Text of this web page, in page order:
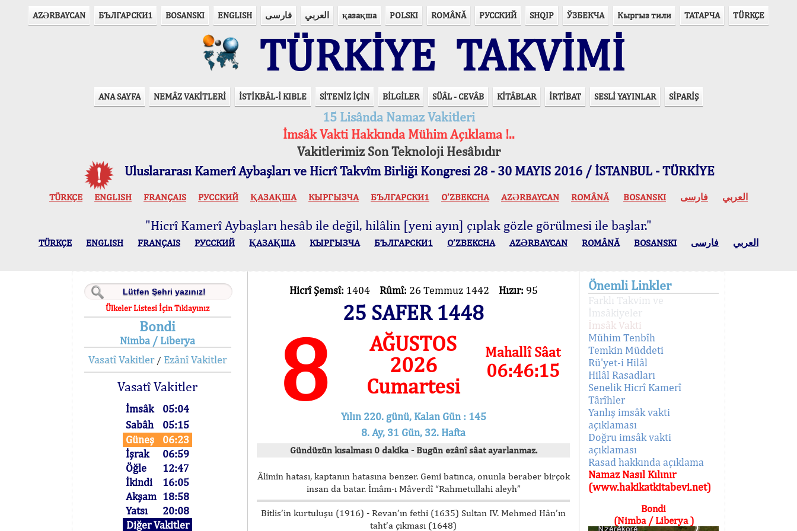
AZӘRBAYCAN БЪЛГАРСКИ1 BOSANSKI ENGLISH فارسی العربي қазақша POLSKI ROMÂNĂ РУССКИЙ SHQIP ЎЗБЕКЧА Кыргыз тили ТАТАРЧА TÜRKÇE
TÜRKİYE TAKVİMİ
ANA SAYFA NEMÂZ VAKİTLERİ İSTİKBÂL-İ KIBLE SİTENİZ İÇİN BİLGİLER SÜÂL - CEVÂB KİTÂBLAR İRTİBAT SESLİ YAYINLAR SİPARİŞ
15 Lisânda Namaz Vakitleri
İmsâk Vakti Hakkında Mühim Açıklama !..
Vakitlerimiz Son Teknoloji Hesâbıdır
Uluslararası Kamerî Aybaşları ve Hicrî Takvîm Birliği Kongresi 28 - 30 MAYIS 2016 / İSTANBUL - TÜRKİYE
TÜRKÇE ENGLISH FRANÇAIS РУССКИЙ ҚАЗАҚША КЫPГЫЗЧA БЪЛГАРСКИ1 O’ZBEKCHA AZӘRBAYCAN ROMÂNĂ BOSANSKI العربي فارسی
"Hicrî Kamerî Aybaşları hesâb ile değil, hilâlin [yeni ayın] çıplak gözle görülmesi ile başlar."
TÜRKÇE ENGLISH FRANÇAIS РУССКИЙ ҚАЗАҚША КЫPГЫЗЧA БЪЛГАРСКИ1 O’ZBEKCHA AZӘRBAYCAN ROMÂNĂ BOSANSKI العربي فارسی
Ülkeler Listesi İçin Tıklayınız
Bondi
Nimba / Liberya
Vasatî Vakitler/ Ezânî Vakitler
Vasatî Vakitler
İmsâk
05:04
Sabâh
05:15
Güneş
06:23
İşrak
06:59
Öğle
12:47
İkindi
16:05
Akşam 18:58
Yatsı
20:08
Diğer Vakitler
Hicrî Şemsî: 1404 Rûmî: 26 Temmuz 1442 Hızır: 95
25 SAFER 1448
8
AĞUSTOS
2026
Cumartesi
Mahallî Sâat
06:46:15
Yılın 220. günü, Kalan Gün : 145
8. Ay, 31 Gün, 32. Hafta
Gündüzün kısalması 0 dakika - Bugün ezânî sâat ayarlanmaz.
Âlimin hatası, kaptanın hatasına benzer. Gemi batınca, onunla beraber birçok
insan da batar. İmâm-ı Mâverdî “Rahmetullahi aleyh”
Bitlis’in kurtuluşu (1916) - Revan’ın fethi (1635) Sultan IV. Mehmed Hân’ın
taht’a çıkması (1648)
Önemli Linkler
Farklı Takvim ve
İmsâkiyeler
İmsâk Vakti
Mühim Tenbîh
Temkin Müddeti
Rü'yet-i Hilâl
Hilâl Rasadları
Senelik Hicrî Kamerî
Târîhler
Yanlış imsâk vakti
açıklaması
Doğru imsâk vakti
açıklaması
Rasad hakkında açıklama
Namaz Nasıl Kılınır
(www.hakikatkitabevi.net)
Bondi
(Nimba / Liberya )